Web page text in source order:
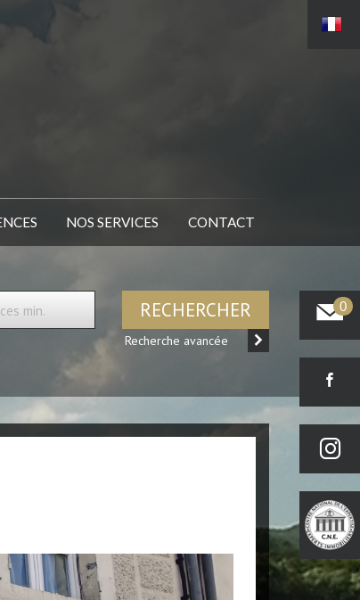
NOS SERVICES CONTACT
0
RECHERCHER
Recherche avancée